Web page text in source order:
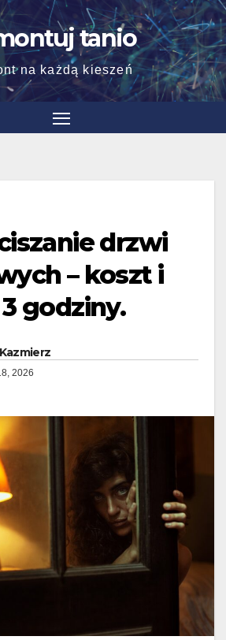
tanio
na każdą kieszeń
drzwi
– koszt i
godziny.
2026